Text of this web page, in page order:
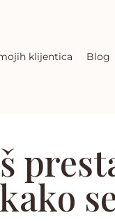
klijentica Blog